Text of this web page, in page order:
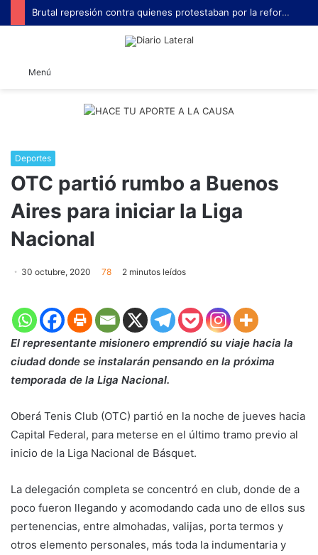
Menú
Deportes
OTC partió rumbo a Buenos
Aires para iniciar la Liga
Nacional
30 octubre, 2020 78 2 minutos leídos
El representante misionero emprendió su viaje hacia la
ciudad donde se instalarán pensando en la próxima
temporada de la Liga Nacional.
Oberá Tenis Club (OTC) partió en la noche de jueves hacia
Capital Federal, para meterse en el último tramo previo al
inicio de la Liga Nacional de Básquet.
La delegación completa se concentró en club, donde de a
poco fueron llegando y acomodando cada uno de ellos sus
pertenencias, entre almohadas, valijas, porta termos y
otros elemento personales, más toda la indumentaria y